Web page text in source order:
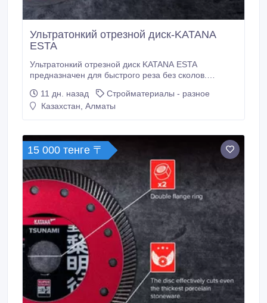
Ультратонкий отрезной диск-KATANA
ESTA
Ультратонкий отрезной диск KATANA ESTA
предназначен для быстрого реза без сколов.
дополнительному охлаждению диска. Не оставляет
следов распила на торце. Изготовлен по технологии
Двойное фланцевое кольцо для большей
износостойкости и стабильности при резе.
11 дн. назад
Стройматериалы - разное
Казахстан, Алматы
15 000 тенге 〒